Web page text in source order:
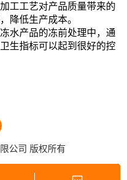
工工艺对产品质量带来的
降低生产成本。
水产品的冻前处理中，通
生指标可以起到很好的控
公司 版权所有